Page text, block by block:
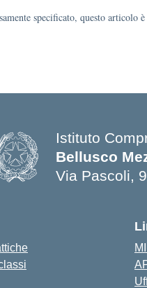
specificato, questo
Istituto
Bellusco
Via Pascoli,